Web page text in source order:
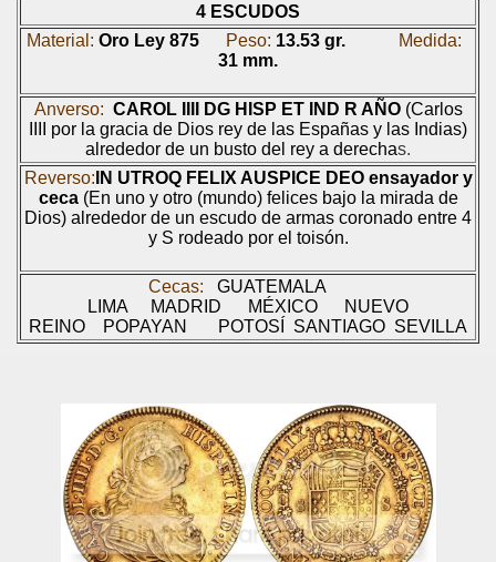
4 ESCUDOS
Material: Oro Ley 875Peso: 13.53 gr.
Medida:
31 mm.
Anverso: CAROL IIII DG HISP ET IND R AÑO(Carlos
IIII por la gracia de Dios rey de las Españas y las Indias)
alrededor de un busto del rey a derechas.
Reverso: IN UTROQ FELIX AUSPICE DEO ensayador y
ceca(En uno y otro (mundo) felices bajo la mirada de
Dios) alrededor de un escudo de armas coronado entre 4
y S rodeadopor el toisón.
Cecas:
GUATEMALA
LIMA
MADRID MÉXICO
NUEVO
REINO
POPAYAN POTOSÍ SANTIAGO SEVILLA